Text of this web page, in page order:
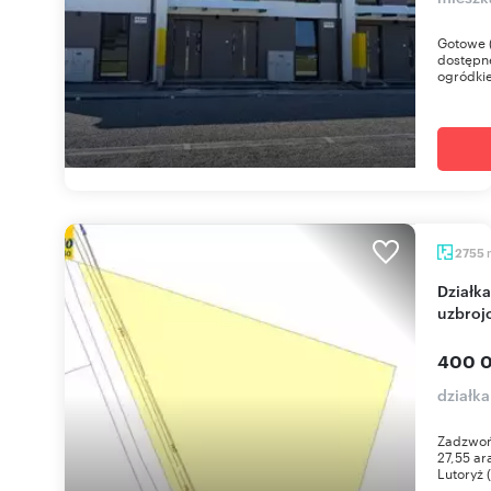
Gotowe
2755
Działka 27,55 ara z warunkami zabudowy -
400
27,55
Lutoryż